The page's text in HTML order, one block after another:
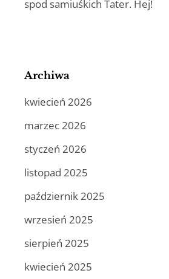
spod samiuśkich Tater. Hej!
Archiwa
kwiecień 2026
marzec 2026
styczeń 2026
listopad 2025
październik 2025
wrzesień 2025
sierpień 2025
kwiecień 2025